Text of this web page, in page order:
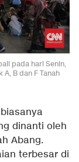
pada hari Senin,
B dan F Tanah
dinanti oleh
Abang.
terbesar di